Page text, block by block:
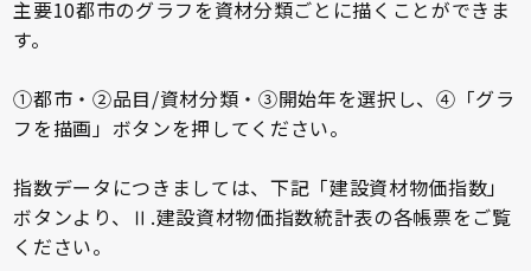
主要10都市のグラフを資材分類ごとに描くことができま
す。
①都市・②品目/資材分類・③開始年を選択し、④「グラ
フを描画」ボタンを押してください。
指数データにつきましては、下記「建設資材物価指数」
ボタンより、Ⅱ.建設資材物価指数統計表の各帳票をご覧
ください。